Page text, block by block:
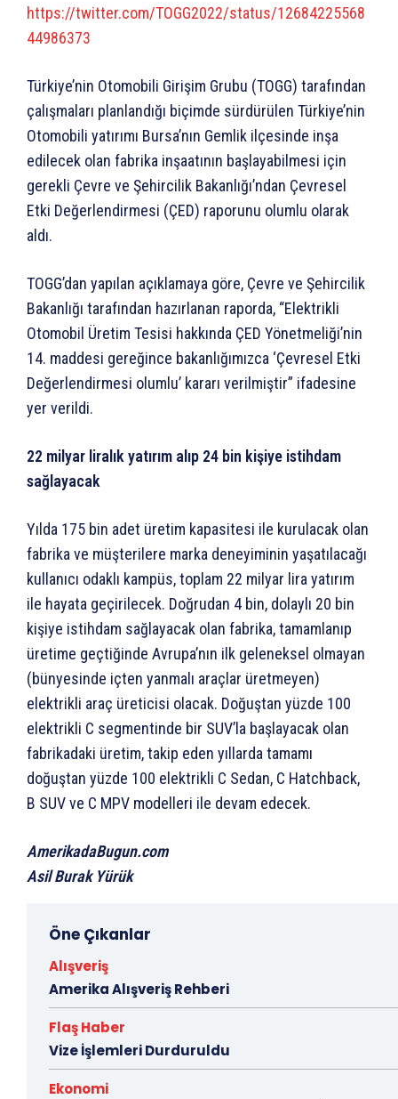
https://twitter.com/TOGG2022/status/12684225568
44986373
Türkiye’nin Otomobili Girişim Grubu (TOGG) tarafından
çalışmaları planlandığı biçimde sürdürülen Türkiye’nin
Otomobili yatırımı Bursa’nın Gemlik ilçesinde inşa
edilecek olan fabrika inşaatının başlayabilmesi için
gerekli Çevre ve Şehircilik Bakanlığı’ndan Çevresel
Etki Değerlendirmesi (ÇED) raporunu olumlu olarak
aldı.
TOGG’dan yapılan açıklamaya göre, Çevre ve Şehircilik
Bakanlığı tarafından hazırlanan raporda, “Elektrikli
Otomobil Üretim Tesisi hakkında ÇED Yönetmeliği’nin
14. maddesi gereğince bakanlığımızca ‘Çevresel Etki
Değerlendirmesi olumlu’ kararı verilmiştir” ifadesine
yer verildi.
22 milyar liralık yatırım alıp 24 bin kişiye istihdam
sağlayacak
Yılda 175 bin adet üretim kapasitesi ile kurulacak olan
fabrika ve müşterilere marka deneyiminin yaşatılacağı
kullanıcı odaklı kampüs, toplam 22 milyar lira yatırım
ile hayata geçirilecek. Doğrudan 4 bin, dolaylı 20 bin
kişiye istihdam sağlayacak olan fabrika, tamamlanıp
üretime geçtiğinde Avrupa’nın ilk geleneksel olmayan
(bünyesinde içten yanmalı araçlar üretmeyen)
elektrikli araç üreticisi olacak. Doğuştan yüzde 100
elektrikli C segmentinde bir SUV’la başlayacak olan
fabrikadaki üretim, takip eden yıllarda tamamı
doğuştan yüzde 100 elektrikli C Sedan, C Hatchback,
B SUV ve C MPV modelleri ile devam edecek.
AmerikadaBugun.com
Asil Burak Yürük
Öne Çıkanlar
Alışveriş
Amerika Alışveriş Rehberi
Flaş Haber
Vize İşlemleri Durduruldu
Ekonomi